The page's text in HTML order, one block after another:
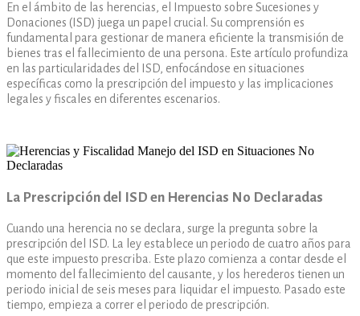
En el ámbito de las herencias, el Impuesto sobre Sucesiones y
Donaciones (ISD) juega un papel crucial. Su comprensión es
fundamental para gestionar de manera eficiente la transmisión de
bienes tras el fallecimiento de una persona. Este artículo profundiza
en las particularidades del ISD, enfocándose en situaciones
específicas como la prescripción del impuesto y las implicaciones
legales y fiscales en diferentes escenarios.
La Prescripción del ISD en Herencias No Declaradas
Cuando una herencia no se declara, surge la pregunta sobre la
prescripción del ISD. La ley establece un periodo de cuatro años para
que este impuesto prescriba. Este plazo comienza a contar desde el
momento del fallecimiento del causante, y los herederos tienen un
periodo inicial de seis meses para liquidar el impuesto. Pasado este
tiempo, empieza a correr el periodo de prescripción.